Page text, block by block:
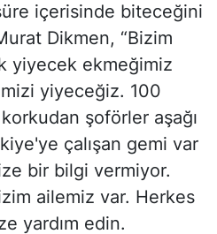
içerisinde biteceğini
Dikmen, “Bizim
yiyecek ekmeğimiz
yiyeceğiz. 100
şoförler aşağı
çalışan gemi var
bir bilgi vermiyor.
ailemiz var. Herkes
yardım edin.